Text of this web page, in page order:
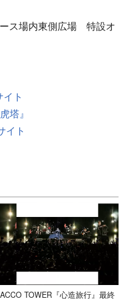
ス場内東側広場 特設オ
ト
塔』
イト
TOWER『心造旅行』最終